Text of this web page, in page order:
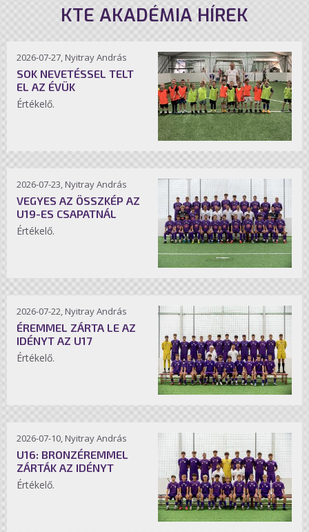
KTE AKADÉMIA HÍREK
2026-07-27, Nyitray András
SOK NEVETÉSSEL TELT
EL AZ ÉVÜK
Értékelő.
2026-07-23, Nyitray András
VEGYES AZ ÖSSZKÉP AZ
U19-ES CSAPATNÁL
Értékelő.
2026-07-22, Nyitray András
ÉREMMEL ZÁRTA LE AZ
IDÉNYT AZ U17
Értékelő.
2026-07-10, Nyitray András
U16: BRONZÉREMMEL
ZÁRTÁK AZ IDÉNYT
Értékelő.